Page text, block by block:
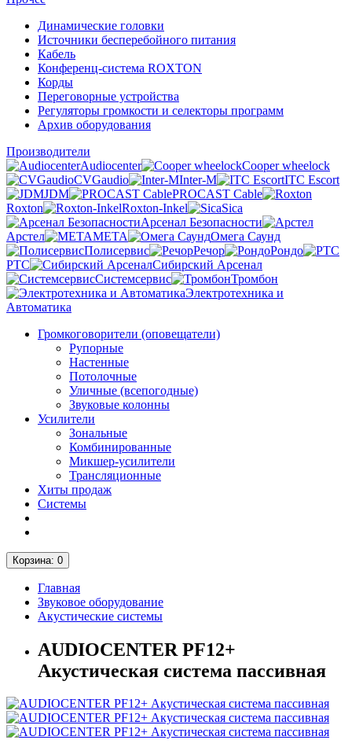
Динамические головки
Источники бесперебойного питания
Кабель
Конференц-система ROXTON
Корды
Переговорные устройства
Регуляторы громкости и селекторы программ
Архив оборудования
Производители
Audiocenter
Cooper wheelock
CVGaudio
Inter-M
ITC Escort
JDM
PROCAST Cable
Roxton
Roxton-Inkel
Sica
Арсенал Безопасности
Арстел
МЕТА
Омега Саунд
Полисервис
Речор
Рондо
РТС
Сибирский Арсенал
Системсервис
Тромбон
Электротехника и
Автоматика
Громкоговорители (оповещатели)
Рупорные
Настенные
Потолочные
Уличные (всепогодные)
Звуковые колонны
Усилители
Зональные
Комбинированные
Микшер-усилители
Трансляционные
Хиты продаж
Системы
Корзина: 0
Главная
Звуковое оборудование
Акустические системы
AUDIOCENTER PF12+
Акустическая система пассивная